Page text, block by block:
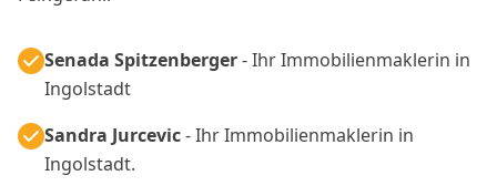
Senada Spitzenberger- Ihr Immobilienmaklerin in
Ingolstadt
Sandra Jurcevic- Ihr Immobilienmaklerin in
Ingolstadt.